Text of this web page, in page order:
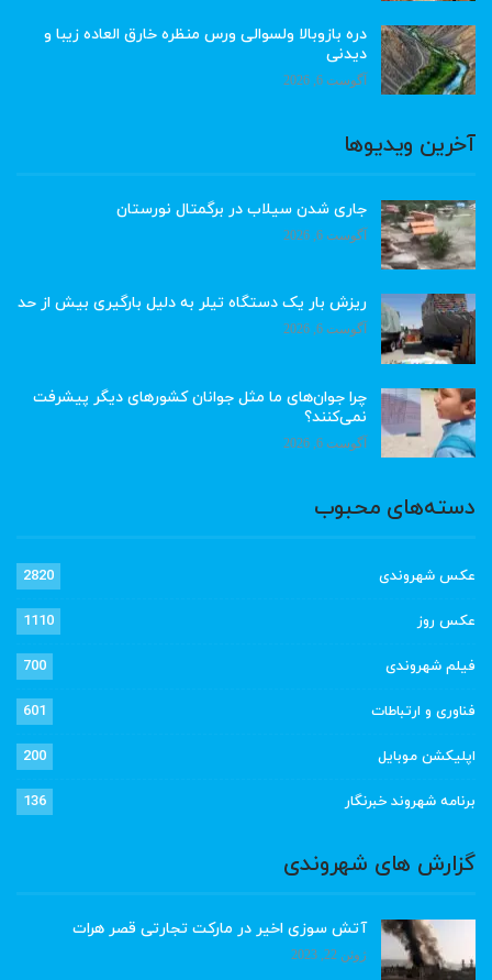
دره بازوبالا ولسوالی ورس منظره خارق العاده زیبا و
دیدنی
آگوست 6, 2026
آخرین ویدیوها
جاری شدن سیلاب در برگمتال نورستان
آگوست 6, 2026
ریزش بار یک دستگاه تیلر به دلیل بارگیری بیش از حد
آگوست 6, 2026
چرا جوان‌های ما مثل جوانان کشورهای دیگر پیشرفت
نمی‌کنند؟
آگوست 6, 2026
دسته‌های محبوب
عکس شهروندی 2820
عکس روز 1110
فیلم شهروندی 700
فناوری و ارتباطات 601
اپلیکشن موبایل 200
برنامه شهروند خبرنگار 136
گزارش های شهروندی
آتش سوزی اخیر در مارکت تجارتی قصر هرات
ژوئن 22, 2023